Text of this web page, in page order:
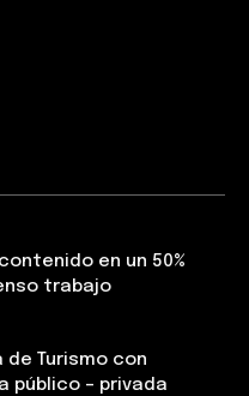
en un 50%
trabajo
de Turismo con
público – privada